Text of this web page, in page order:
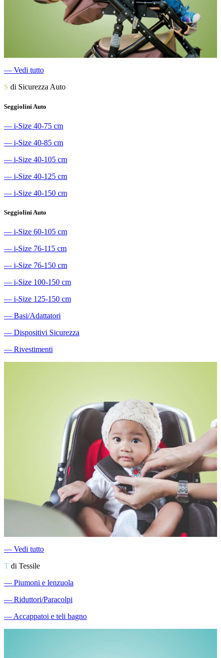
― Vedi tutto
S di Sicurezza Auto
Seggiolini Auto
― i-Size 40-75 cm
― i-Size 40-85 cm
― i-Size 40-105 cm
― i-Size 40-125 cm
― i-Size 40-150 cm
Seggiolini Auto
― i-Size 60-105 cm
― i-Size 76-115 cm
― i-Size 76-150 cm
― i-Size 100-150 cm
― i-Size 125-150 cm
― Basi/Adattatori
― Dispositivi Sicurezza
― Rivestimenti
― Vedi tutto
T di Tessile
― Piumoni e lenzuola
― Riduttori/Paracolpi
―Accappatoi e teli bagno